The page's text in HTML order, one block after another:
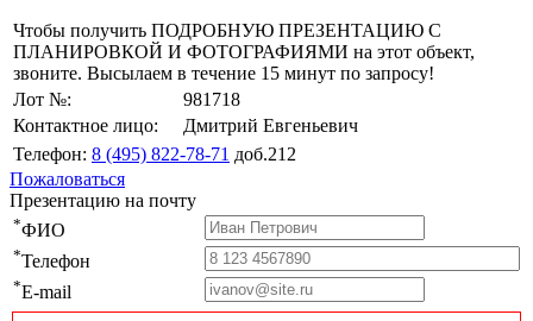
Чтобы получить ПОДРОБНУЮ ПРЕЗЕНТАЦИЮ С
ПЛАНИРОВКОЙ И ФОТОГРАФИЯМИ на этот объект,
звоните. Высылаем в течение 15 минут по запросу!
Лот №:
981718
Контактное лицо:
Дмитрий Евгеньевич
Телефон: 8 (495) 822-78-71 доб.212
Пожаловаться
Презентацию на почту
*ФИО
*Телефон
*E-mail